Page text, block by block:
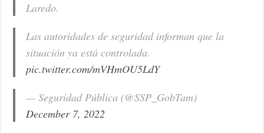
Laredo.
Las autoridades de seguridad informan que la
situación ya está controlada.
pic.twitter.com/mVHmOU5LdY
— Seguridad Pública (@SSP_GobTam)
December 7, 2022